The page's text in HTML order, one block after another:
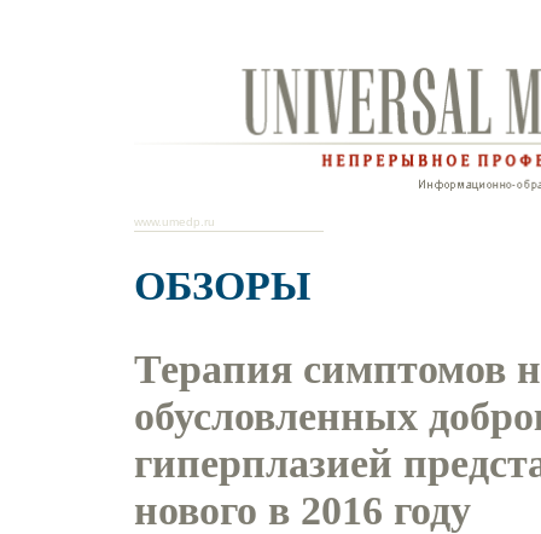
www.umedp.ru
ОБЗОРЫ
Терапия симптомов
обусловленных
гиперплазией
нового в 2016 году